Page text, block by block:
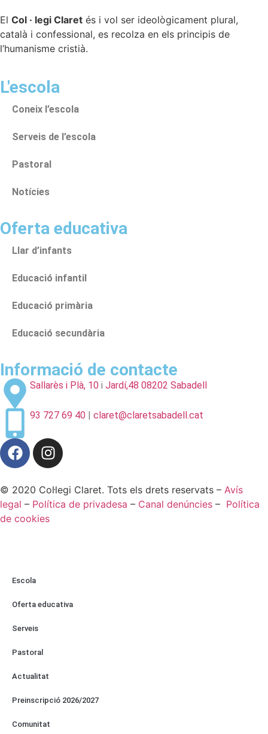
El Col · legi Claret és i vol ser ideològicament plural,
català i confessional, es recolza en els principis de
l’humanisme cristià.
L'escola
Coneix l’escola
Serveis de l’escola
Pastoral
Notícies
Oferta educativa
Llar d’infants
Educació infantil
Educació primària
Educació secundària
Informació de contacte
Sallarès i Plà, 10 i Jardí,48 08202 Sabadell
93 727 69 40 | claret@claretsabadell.cat
© 2020 Col·legi Claret. Tots els drets reservats – Avís
legal – Política de privadesa – Canal denúncies – Política
de cookies
Escola
Oferta educativa
Serveis
Pastoral
Actualitat
Preinscripció 2026/2027
Comunitat